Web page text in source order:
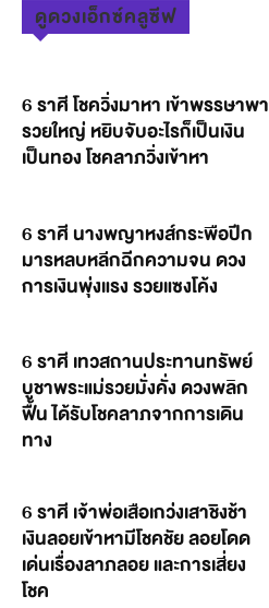
ดูดวงเอ็กซ์คลูซีฟ
6 ราศี โชควิ่งมาหา เข้าพรรษาพา
รวยใหญ่ หยิบจับอะไรก็เป็นเงิน
เป็นทอง โชคลาภวิ่งเข้าหา
6 ราศี นางพญาหงส์กระพือปีก
มารหลบหลีกฉีกความจน ดวง
การเงินพุ่งแรง รวยแซงโค้ง
6 ราศี เทวสถานประทานทรัพย์
บูชาพระแม่รวยมั่งคั่ง ดวงพลิก
ฟื้น ได้รับโชคลาภจากการเดิน
ทาง
6 ราศี เจ้าพ่อเสือเกว่งเสาชิงช้า
เงินลอยเข้าหามีโชคชัย ลอยโดด
เด่นเรื่องลาภลอย และการเสี่ยง
โชค